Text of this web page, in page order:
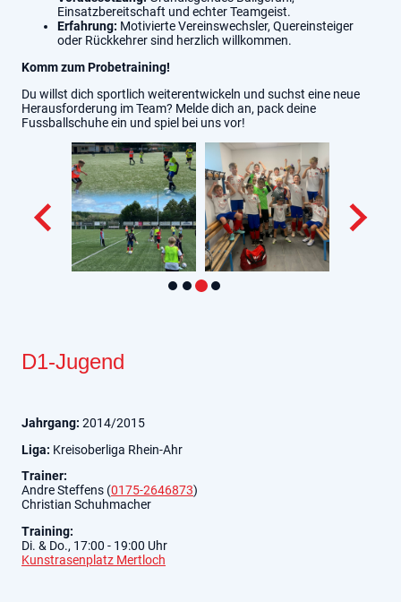
Einsatzbereitschaft und echter Teamgeist.
Erfahrung: Motivierte Vereinswechsler, Quereinsteiger
oder Rückkehrer sind herzlich willkommen.
Komm zum Probetraining!
Du willst dich sportlich weiterentwickeln und suchst eine neue
Herausforderung im Team? Melde dich an, pack deine
Fussballschuhe ein und spiel bei uns vor!
D1-Jugend
Jahrgang: 2014/2015
Liga: Kreisoberliga Rhein-Ahr
Trainer:
Andre Steffens (0175-2646873)
Christian Schuhmacher
Training:
Di. & Do., 17:00 - 19:00 Uhr
Kunstrasenplatz Mertloch